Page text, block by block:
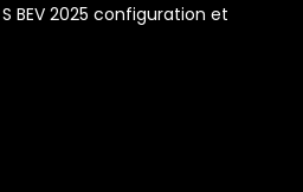
BEV 2025 configuration et